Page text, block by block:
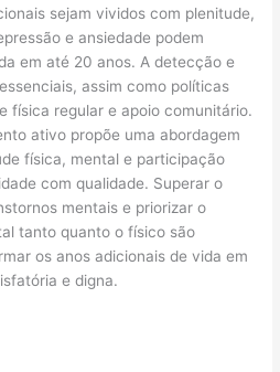
sejam vividos com plenitude,
e ansiedade podem
em até 20 anos. A detecção e
assim como políticas
física regular e apoio comunitário.
ativo propõe uma abordagem
física, mental e participação
com qualidade. Superar o
mentais e priorizar o
tanto quanto o físico são
os anos adicionais de vida em
e digna.